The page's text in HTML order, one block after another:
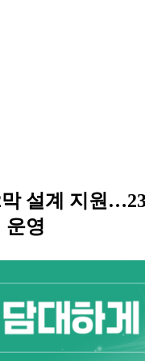
설계 지원
운영